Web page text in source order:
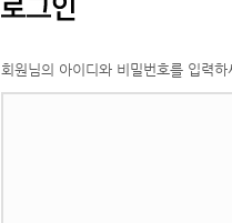
회원님의 아이디와 비밀번호를 입력하